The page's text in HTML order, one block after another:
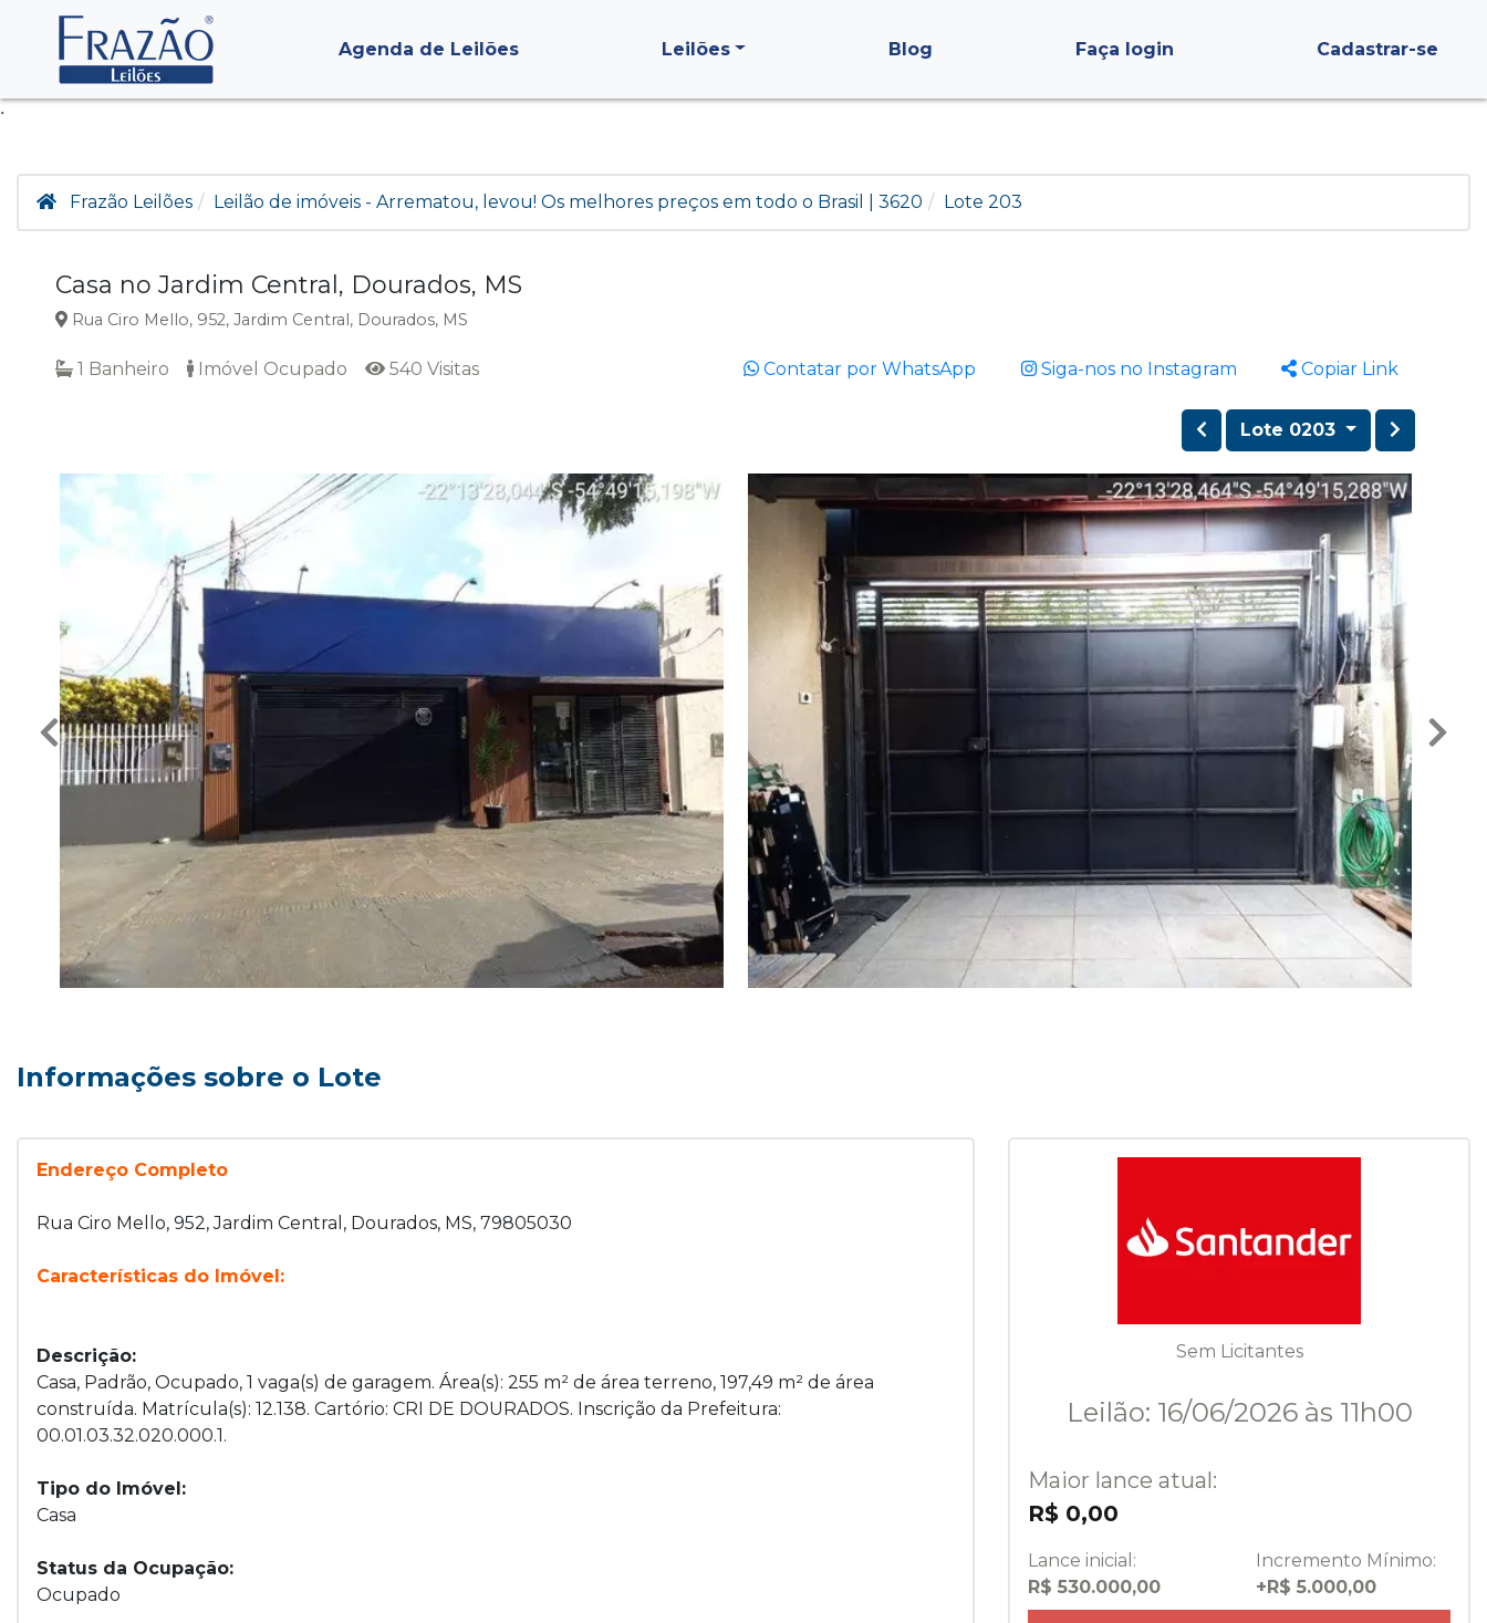
.
Agenda de Leilões Leilões Blog Faça login Cadastrar-se
Frazão Leilões Leilão de imóveis - Arrematou, levou! Os melhores preços em todo o Brasil | 3620 Lote 203
Casa no Jardim Central, Dourados, MS
Rua Ciro Mello, 952, Jardim Central, Dourados, MS
1 Banheiro Imóvel Ocupado 540 Visitas Contatar por WhatsApp Siga-nos no Instagram Copiar Link
Lote 0203
Informações sobre o Lote
Endereço Completo
Rua Ciro Mello, 952, Jardim Central, Dourados, MS, 79805030
Características do Imóvel:
Descrição:
Casa, Padrão, Ocupado, 1 vaga(s) de garagem. Área(s): 255 m² de área terreno, 197,49 m² de área
construída. Matrícula(s): 12.138. Cartório: CRI DE DOURADOS. Inscrição da Prefeitura:
00.01.03.32.020.000.1.
Tipo do Imóvel:
Casa
Status da Ocupação:
Ocupado
Sem Licitantes
Leilão: 16/06/2026 às 11h00
Maior lance atual:
R$ 0,00
Lance inicial:
R$ 530.000,00
Incremento Mínimo:
+R$ 5.000,00